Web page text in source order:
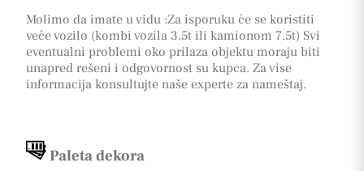
Molimo da imate u vidu :Za isporuku će se koristiti
veće vozilo (kombi vozila 3.5t ili kamionom 7.5t) Svi
eventualni problemi oko prilaza objektu moraju biti
unapred rešeni i odgovornost su kupca. Za vise
informacija konsultujte naše experte za nameštaj.
Paleta dekora